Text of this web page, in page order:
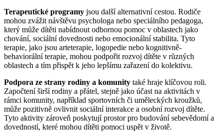
Terapeutické programy jsou další alternativní cestou. Rodiče
mohou zvážit návštěvu psychologa nebo speciálního pedagoga,
který může dítěti nabídnout odbornou pomoc v oblastech jako
chování, sociální dovednosti nebo emocionální stabilita. Tyto
terapie, jako jsou arteterapie, logopedie nebo kognitivně-
behaviorální terapie, mohou podpořit rozvoj dítěte v různých
oblastech a tím přispět k jeho lepšímu zařazení do kolektivu.
Podpora ze strany rodiny a komunity také hraje klíčovou roli.
Započtení širší rodiny a přátel, stejně jako účast na aktivitách v
rámci komunity, například sportovních či uměleckých kroužků,
může pozitivně ovlivnit sociální interakce a osobní rozvoj dítěte.
Tyto aktivity zároveň poskytují prostor pro budování sebevědomí a
dovedností, které mohou dítěti pomoci uspět v životě.